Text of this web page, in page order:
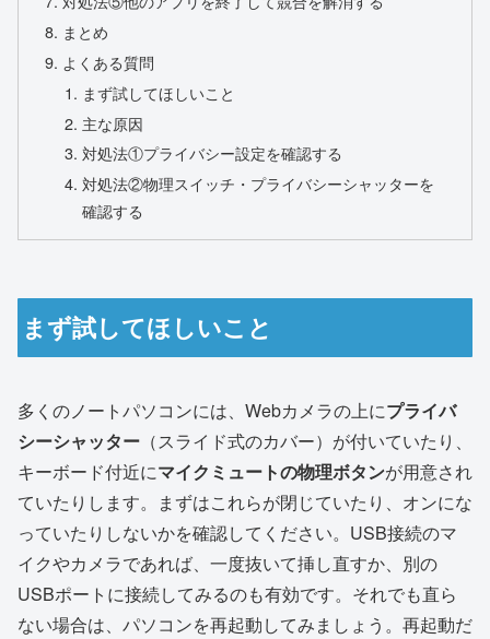
まとめ
よくある質問
まず試してほしいこと
主な原因
対処法①プライバシー設定を確認する
対処法②物理スイッチ・プライバシーシャッターを
確認する
まず試してほしいこと
多くのノートパソコンには、Webカメラの上にプライバ
シーシャッター （スライド式のカバー）が付いていたり、
キーボード付近にマイクミュートの物理ボタンが用意され
ていたりします。まずはこれらが閉じていたり、オンにな
っていたりしないかを確認してください。USB接続のマ
イクやカメラであれば、一度抜いて挿し直すか、別の
USBポートに接続してみるのも有効です。それでも直ら
ない場合は、パソコンを再起動してみましょう。再起動だ